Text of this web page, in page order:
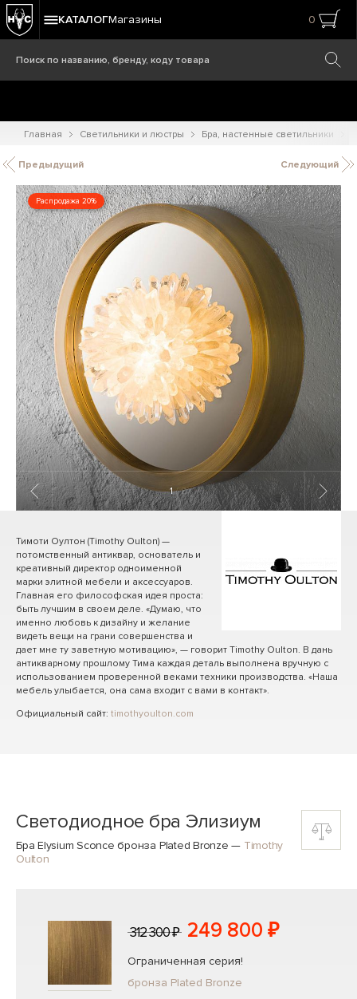
КАТАЛОГМагазины 0
Главная Светильники и люстры Бра, настенные светильники
Предыдущий Следующий
Распродажа 20%
1/ 8
Тимоти Оултон (Timothy Oulton) —
потомственный антиквар, основатель и
креативный директор одноименной
марки элитной мебели и аксессуаров.
Главная его философская идея проста:
быть лучшим в своем деле. «Думаю, что
именно любовь к дизайну и желание
видеть вещи на грани совершенства и
дает мне ту заветную мотивацию», — говорит Timothy Oulton. В дань
антикварному прошлому Тима каждая деталь выполнена вручную с
использованием проверенной веками техники производства. «Наша
мебель улыбается, она сама входит с вами в контакт».
Официальный сайт: timothyoulton.com
Светодиодное бра Элизиум
Бра Elysium Sconce бронза Plated Bronze — Timothy
Oulton
312 300 ₽ 249 800 ₽
Ограниченная серия!
бронза Plated Bronze